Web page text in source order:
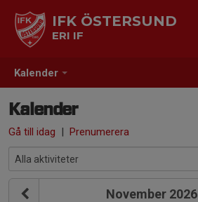
Kalender
IFK ÖSTERSUND
ERI IF
Kalender
Gå till idag | Prenumerera
November 2026